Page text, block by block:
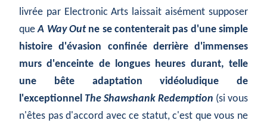
livrée par Electronic Arts laissait aisément supposer
queA Way Outne se contenterait pas d'une simple
histoire d'évasion confinée derrière d'immenses
murs d'enceinte de longues heures durant, telle
une bête adaptation vidéoludique de
l'exceptionnel The Shawshank Redemption (si vous
n'êtes pas d'accord avec ce statut, c'est que vous ne